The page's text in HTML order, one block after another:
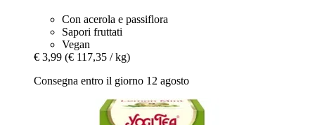
Con acerola e passiflora
Sapori fruttati
Vegan
€ 3,99 (€ 117,35 / kg)
Consegna entro il giorno 12 agosto